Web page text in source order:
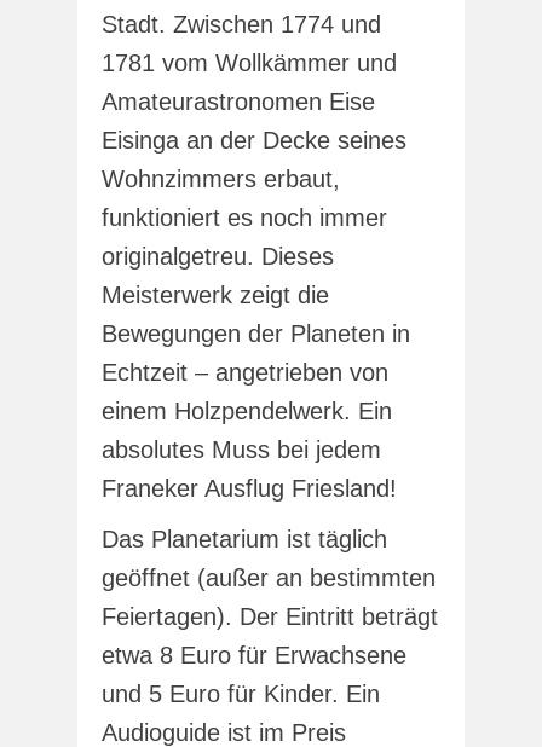
Stadt. Zwischen 1774 und
1781 vom Wollkämmer und
Amateurastronomen Eise
Eisinga an der Decke seines
Wohnzimmers erbaut,
funktioniert es noch immer
originalgetreu. Dieses
Meisterwerk zeigt die
Bewegungen der Planeten in
Echtzeit – angetrieben von
einem Holzpendelwerk. Ein
absolutes Muss bei jedem
Franeker Ausflug Friesland!
Das Planetarium ist täglich
geöffnet (außer an bestimmten
Feiertagen). Der Eintritt beträgt
etwa 8 Euro für Erwachsene
und 5 Euro für Kinder. Ein
Audioguide ist im Preis